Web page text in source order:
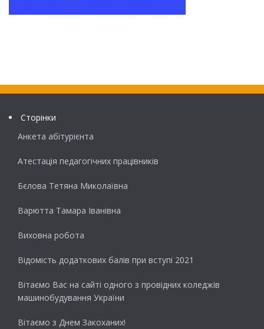
Сторінки
Анкета абітурієнта
Атестація педагогічних працівників
Бєлова Тетяна Миколаївна
Варютта Тамара Іванівна
Виховна робота
Відомість додаткових балів при вступі 2021
Вітаємо Вас на сайті одного з провідних коледжів
машинобудування України
Вітаємо з Днем Закоханих!